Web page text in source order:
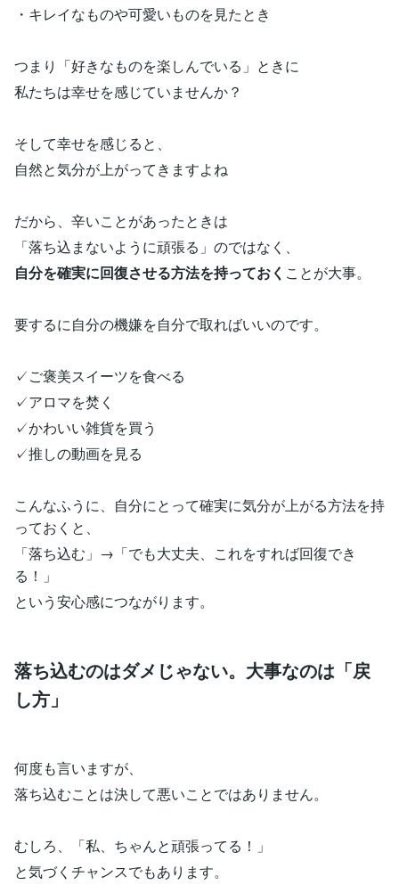
・キレイなものや可愛いものを見たとき
つまり「好きなものを楽しんでいる」ときに
私たちは幸せを感じていませんか？
そして幸せを感じると、
自然と気分が上がってきますよね
だから、辛いことがあったときは
「落ち込まないように頑張る」のではなく、
自分を確実に回復させる方法を持っておく ことが大事。
要するに自分の機嫌を自分で取ればいいのです。
✓ご褒美スイーツを食べる
✓アロマを焚く
✓かわいい雑貨を買う
✓推しの動画を見る
こんなふうに、自分にとって確実に気分が上がる方法を持
っておくと、
「落ち込む」→「でも大丈夫、これをすれば回復でき
る！」
という安心感につながります。
落ち込むのはダメじゃない。大事なのは「戻
し方」
何度も言いますが、
落ち込むことは決して悪いことではありません。
むしろ、「私、ちゃんと頑張ってる！」
と気づくチャンスでもあります。